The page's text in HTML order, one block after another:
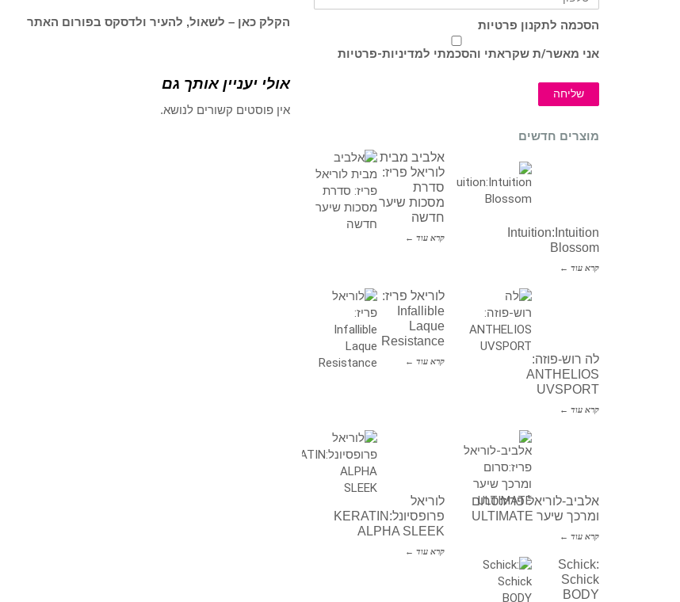
הקלק כאן – לשאול, להעיר ולדסקס בפורום האתר
אולי יעניין אותך גם
אין פוסטים קשורים לנושא.
הסכמה לתקנון פרטיות
אני מאשר/ת שקראתי והסכמתי למדיניות-פרטיות
שליחה
מוצרים חדשים
אלביב מבית
לוריאל פריז:
סדרת
מסכות שיער
חדשה
קרא עוד ←
Intuition:Intuition
Blossom
קרא עוד ←
לוריאל פריז:
Infallible
Laque
Resistance
קרא עוד ←
לה רוש-פוזה:
ANTHELIOS
UVSPORT
קרא עוד ←
לוריאל
פרופסיונל:KERATIN
ALPHA SLEEK
קרא עוד ←
אלביב-לוריאל פריז:סרום
ומרכך שיער ULTIMATE
קרא עוד ←
Schick:
Schick
BODY